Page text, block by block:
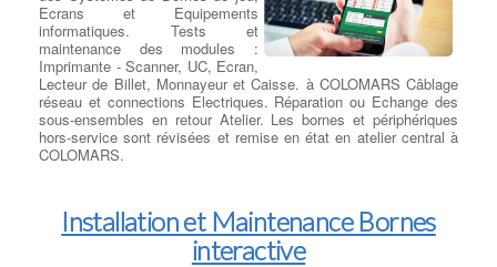
vous branchez l'ordinateur
portable à un moniteur externe via la prise vga et si l'image
s'affiche correctement le système de rétro-éclairage doit être
défectueux. Si les 2 sorties possibles VGA / Hdmi ne
fonctionnent pas sur un écran externe, il s'agira de vérifier le
Chipset Graphique.
Ecrans et Equipements
informatiques. Tests et
maintenance des modules :
Imprimante - Scanner, UC, Ecran,
Lecteur de Billet, Monnayeur et Caisse. à COLOMARS Câblage
réseau et connections Electriques. Réparation ou Echange des
sous-ensembles en retour Atelier. Les bornes et périphériques
hors-service sont révisées et remise en état en atelier central à
COLOMARS.
Installation et Maintenance Bornes
interactive